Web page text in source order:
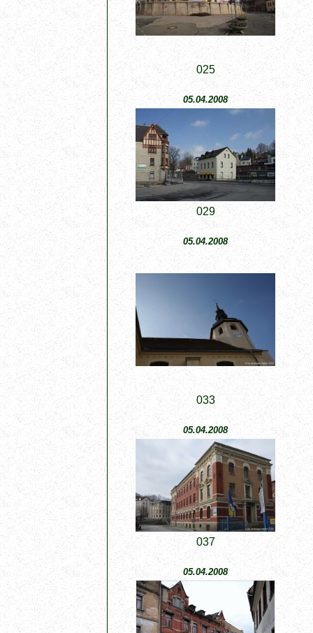
025
05.04.2008
029
05.04.2008
033
05.04.2008
037
05.04.2008